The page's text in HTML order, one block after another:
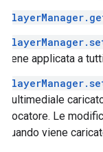
viene applicata a
multimediale
giocatore. Le
Quando viene